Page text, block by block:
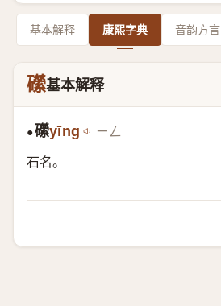
基本解释 康熙字典 音韵方言
礯基本解释
●礯yīng ㄧㄥ
石名。